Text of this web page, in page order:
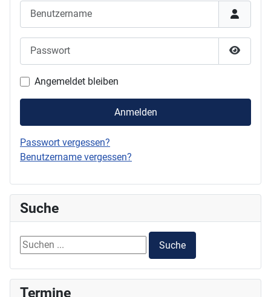
Passwort
Angemeldet bleiben
Anmelden
Passwort vergessen?
Benutzername vergessen?
Suche
Suchen ...
Suche
Termine